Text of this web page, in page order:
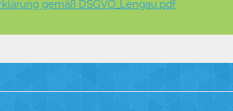
gemäß DSGVO_Lengau.pdf